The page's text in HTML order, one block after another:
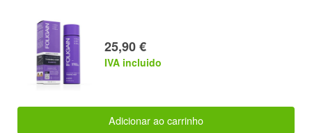
25,90 €
IVA incluido
Adicionar ao carrinho